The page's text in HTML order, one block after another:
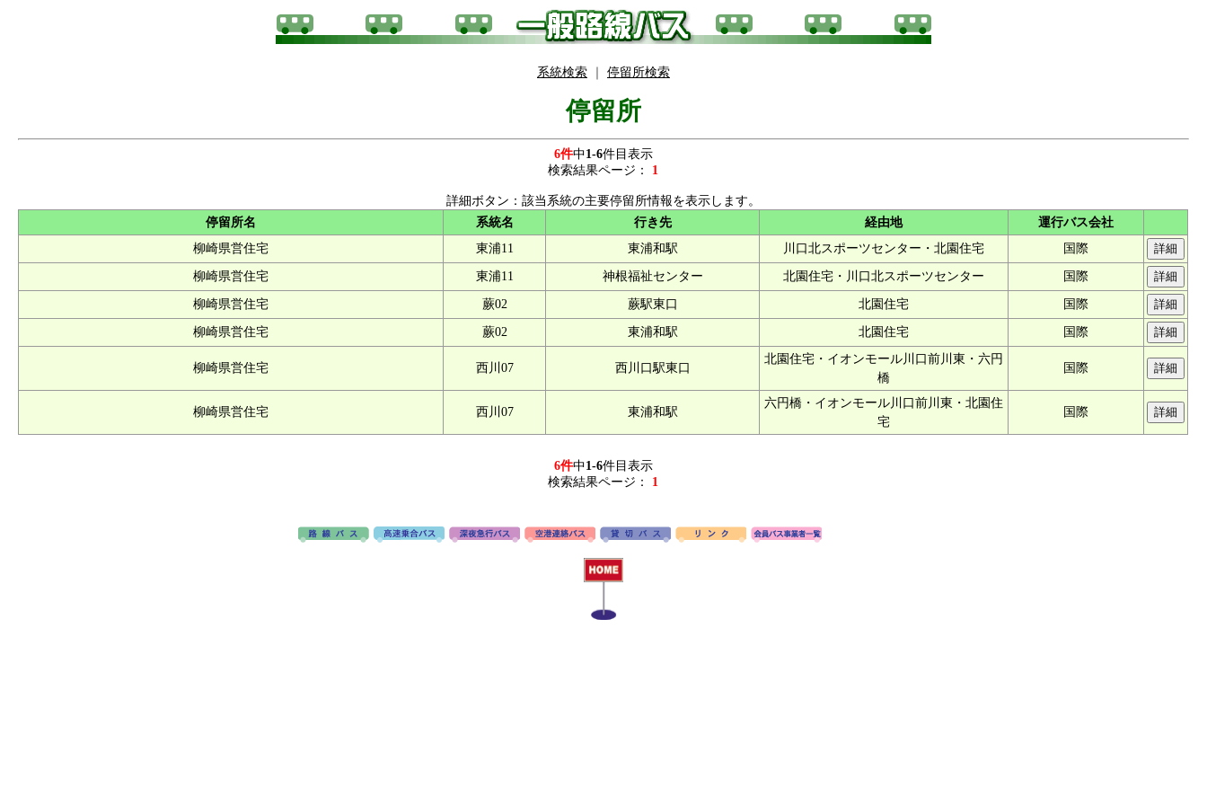
系統検索 停留所検索
停留所
6件中1-6件目表示
検索結果ページ：
1
詳細ボタン：該当系統の主要停留所情報を表示します。
停留所名
系統名 行き先 経由地
運行バス会社
柳崎県営住宅
東浦11 東浦和駅 川口北スポーツセンター・北園住宅 国際
柳崎県営住宅 東浦11 神根福祉センター 北園住宅・川口北スポーツセンター 国際
柳崎県営住宅 蕨02 蕨駅東口 北園住宅 国際
柳崎県営住宅 蕨02 東浦和駅 北園住宅 国際
柳崎県営住宅 西川07 西川口駅東口
北園住宅・イオンモール川口前川東・六円
橋
国際
柳崎県営住宅 西川07 東浦和駅
六円橋・イオンモール川口前川東・北園住
宅
国際
6件中1-6件目表示
検索結果ページ：
1